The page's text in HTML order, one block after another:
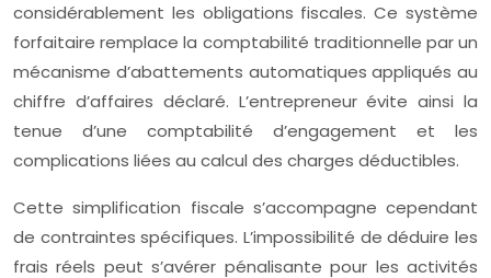
considérablement les obligations fiscales. Ce système
forfaitaire remplace la comptabilité traditionnelle par un
mécanisme d’abattements automatiques appliqués au
chiffre d’affaires déclaré. L’entrepreneur évite ainsi la
tenue d’une comptabilité d’engagement et les
complications liées au calcul des charges déductibles.
Cette simplification fiscale s’accompagne cependant
de contraintes spécifiques. L’impossibilité de déduire les
frais réels peut s’avérer pénalisante pour les activités